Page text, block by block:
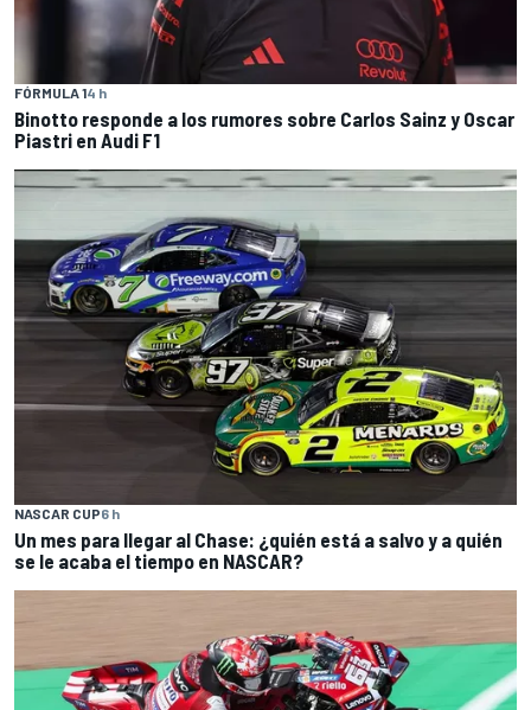
FÓRMULA 14 h
Binotto responde a los rumores sobre Carlos Sainz y Oscar
Piastri en Audi F1
NASCAR CUP6 h
Un mes para llegar al Chase: ¿quién está a salvo y a quién
se le acaba el tiempo en NASCAR?